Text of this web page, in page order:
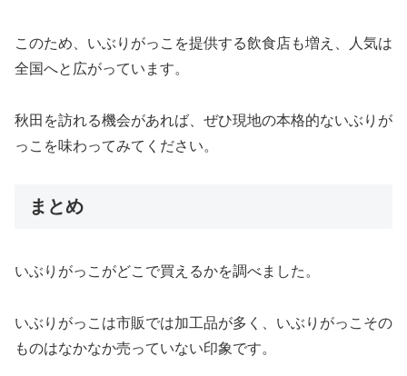
このため、いぶりがっこを提供する飲食店も増え、人気は
全国へと広がっています。
秋田を訪れる機会があれば、ぜひ現地の本格的ないぶりが
っこを味わってみてください。
まとめ
いぶりがっこがどこで買えるかを調べました。
いぶりがっこは市販では加工品が多く、いぶりがっこその
ものはなかなか売っていない印象です。